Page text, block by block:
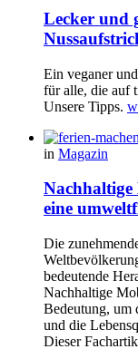
Lecker und
Ein veganer
für alle, die auf
Unsere Tipps.
in Magazin
eine
Die
bedeutende
Nachhaltige
Bedeutung, um
und die
Dieser